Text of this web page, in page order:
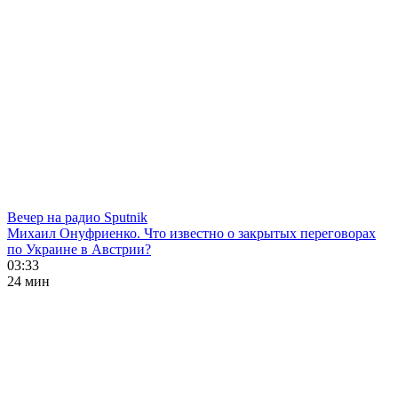
Вечер на радио Sputnik
Михаил Онуфриенко. Что известно о закрытых переговорах
по Украине в Австрии?
03:33
24 мин